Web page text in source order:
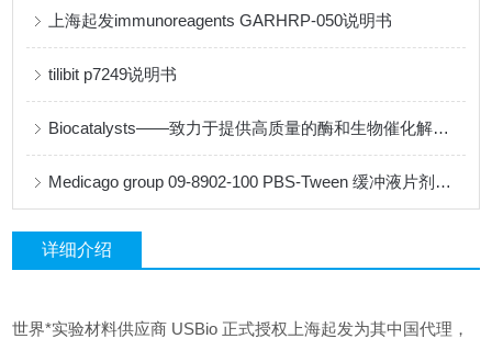
上海起发immunoreagents GARHRP-050说明书
tilibit p7249说明书
Biocatalysts——致力于提供高质量的酶和生物催化解决方案
Medicago group 09-8902-100 PBS-Tween 缓冲液片剂说明书
详细介绍
世界*实验材料供应商 USBio 正式授权上海起发为其中国代理，